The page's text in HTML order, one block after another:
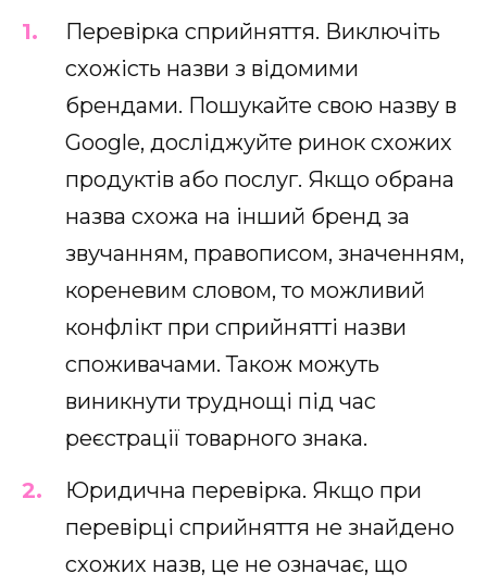
Перевірка сприйняття. Виключіть
схожість назви з відомими
брендами. Пошукайте свою назву в
Google, досліджуйте ринок схожих
продуктів або послуг. Якщо обрана
назва схожа на інший бренд за
звучанням, правописом, значенням,
кореневим словом, то можливий
конфлікт при сприйнятті назви
споживачами. Також можуть
виникнути труднощі під час
реєстрації товарного знака.
Юридична перевірка. Якщо при
перевірці сприйняття не знайдено
схожих назв, це не означає, що